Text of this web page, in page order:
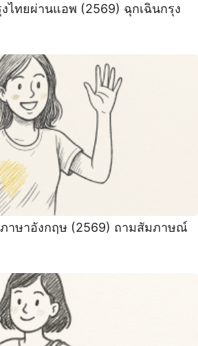
งไทยผ่านแอพ (2569) ฉุกเฉินกรุง
าษาอังกฤษ (2569) ถามสัมภาษณ์